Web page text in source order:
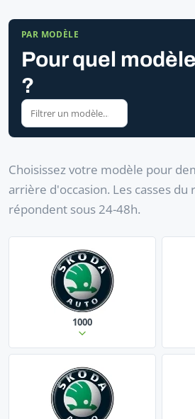
PAR MODÈLE
Pour quel
?
Choisissez votre modèle pour
arrière d'occasion. Les casses du
répondent sous 24-48h.
1000